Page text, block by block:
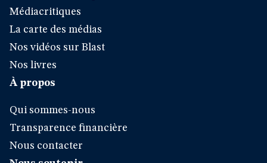
Médiacritiques
La carte des médias
Nos vidéos sur Blast
Nos livres
À propos
Qui sommes-nous
Transparence financière
Nous contacter